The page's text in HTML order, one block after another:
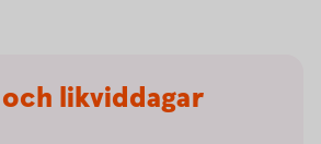
likviddagar